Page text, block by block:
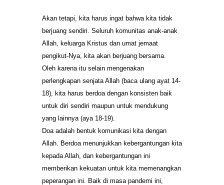
Akan tetapi, kita harus ingat bahwa kita tidak
berjuang sendiri. Seluruh komunitas anak-anak
Allah, keluarga Kristus dan umat jemaat
pengikut-Nya, kita akan berjuang bersama.
Oleh karena itu selain mengenakan
perlengkapan senjata Allah (baca ulang ayat 14-
18), kita harus berdoa dengan konsisten baik
untuk diri sendiri maupun untuk mendukung
yang lainnya (aya 18-19).
Doa adalah bentuk komunikasi kita dengan
Allah. Berdoa menunjukkan kebergantungan kita
kepada Allah, dan kebergantungan ini
memberikan kekuatan untuk kita memenangkan
peperangan ini. Baik di masa pandemi ini,